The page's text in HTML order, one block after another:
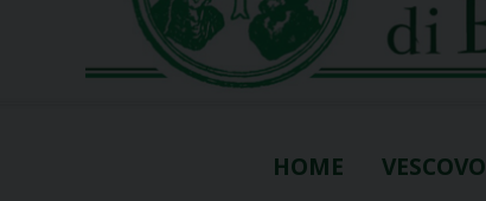
HOME VESCOVO